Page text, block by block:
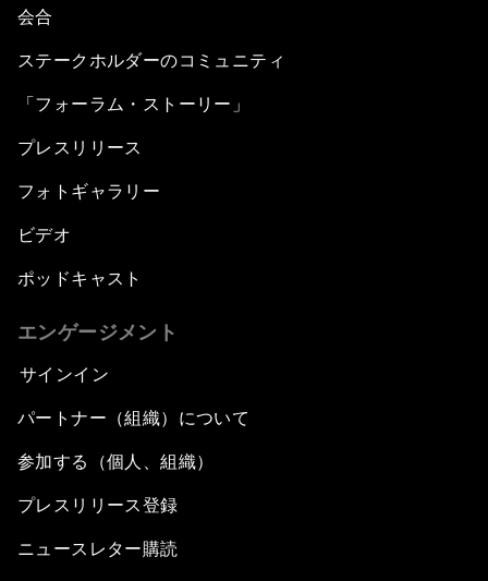
会合
ステークホルダーのコミュニティ
「フォーラム・ストーリー」
プレスリリース
フォトギャラリー
ビデオ
ポッドキャスト
エンゲージメント
サインイン
パートナー（組織）について
参加する（個人、組織）
プレスリリース登録
ニュースレター購読